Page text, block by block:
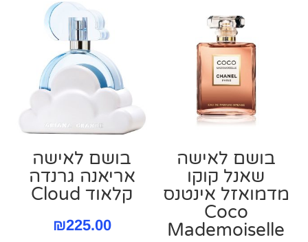
בושם לאישה
שאנל קוקו
מדמואזל אינטנס
Coco
Mademoiselle
בושם לאישה
אריאנה גרנדה
קלאוד Cloud
₪225.00